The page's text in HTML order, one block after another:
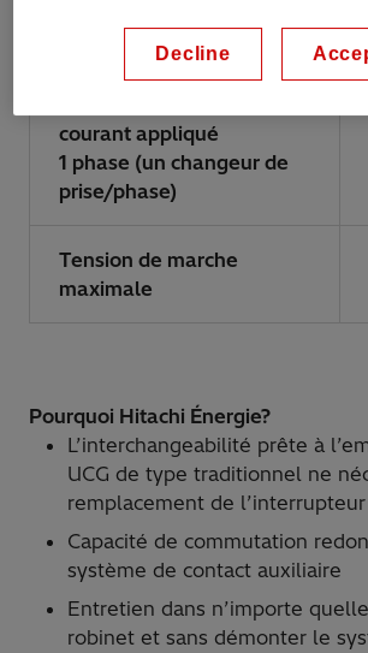
prise/phase)
courant appliqué
1 phase (un changeur de
prise/phase)
Tension de marche
maximale
Pourquoi Hitachi Énergie?
L’interchangeabilité prête à
UCG de type traditionnel ne
remplacement de
Capacité de commutation
système de contact auxiliaire
Entretien dans n’importe
robinet et sans démonter le
Decline